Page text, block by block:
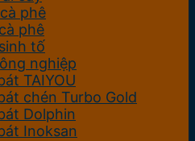
phê
phê
tố
nghiệp
TAIYOU
chén Turbo Gold
Dolphin
Inoksan